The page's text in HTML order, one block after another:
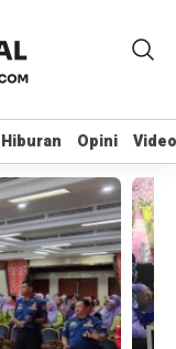
Hiburan Opini Video
Hiburan Opini Video